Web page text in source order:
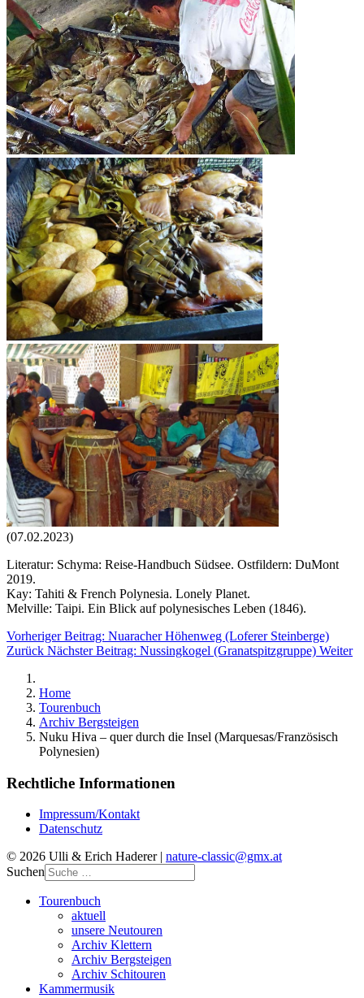
(07.02.2023)
Literatur: Schyma: Reise-Handbuch Südsee. Ostfildern: DuMont
2019.
Kay: Tahiti & French Polynesia. Lonely Planet.
Melville: Taipi. Ein Blick auf polynesisches Leben (1846).
Vorheriger Beitrag: Nuaracher Höhenweg (Loferer Steinberge)
Zurück Nächster Beitrag: Nussingkogel (Granatspitzgruppe) Weiter
Home
Tourenbuch
Archiv Bergsteigen
Nuku Hiva – quer durch die Insel (Marquesas/Französisch
Polynesien)
Rechtliche Informationen
Impressum/Kontakt
Datenschutz
© 2026 Ulli & Erich Haderer | nature-classic@gmx.at
Suchen
Tourenbuch
aktuell
unsere Neutouren
Archiv Klettern
Archiv Bergsteigen
Archiv Schitouren
Kammermusik